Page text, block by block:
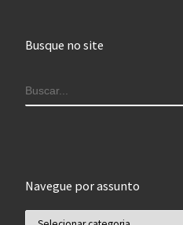
Busque no site
BUSCAR
Navegue por assunto